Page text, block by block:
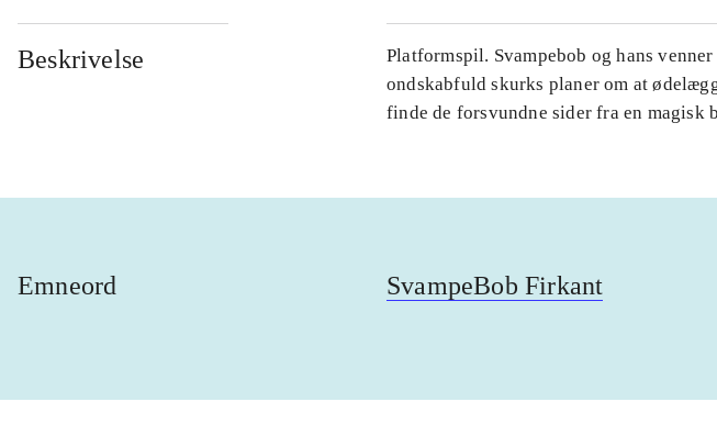
Beskrivelse
Platformspil. Svampebob og hans
ondskabfuld skurks planer om at
finde de forsvundne sider fra en magisk
Emneord SvampeBob Firkant